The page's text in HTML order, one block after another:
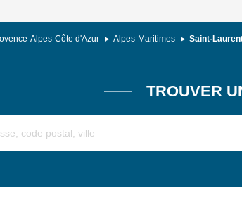
Alpes-Côte d'Azur Alpes-Maritimes Saint-
TROUVER